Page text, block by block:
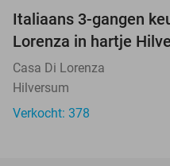
Italiaans 3-gangen
Lorenza in hartje
Casa Di Lorenza
Hilversum
Verkocht: 378